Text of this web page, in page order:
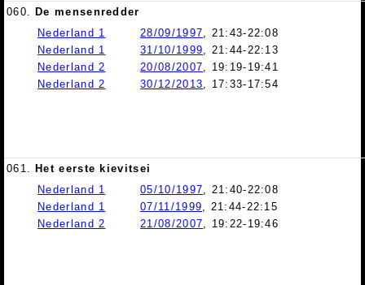
060. De mensenredder
Nederland 1
28/09/1997, 21:43-22:08
Nederland 1
31/10/1999, 21:44-22:13
Nederland 2
20/08/2007, 19:19-19:41
Nederland 2
30/12/2013, 17:33-17:54
061. Het eerste kievitsei
Nederland 1
05/10/1997, 21:40-22:08
Nederland 1
07/11/1999, 21:44-22:15
Nederland 2
21/08/2007, 19:22-19:46